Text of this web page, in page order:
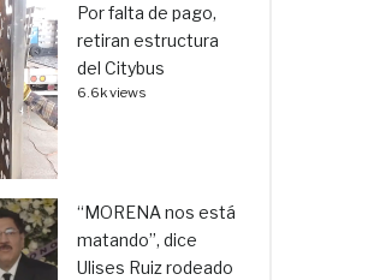
Por falta de pago,
retiran estructura
del Citybus
6.6k views
“MORENA nos está
matando”, dice
Ulises Ruiz rodeado